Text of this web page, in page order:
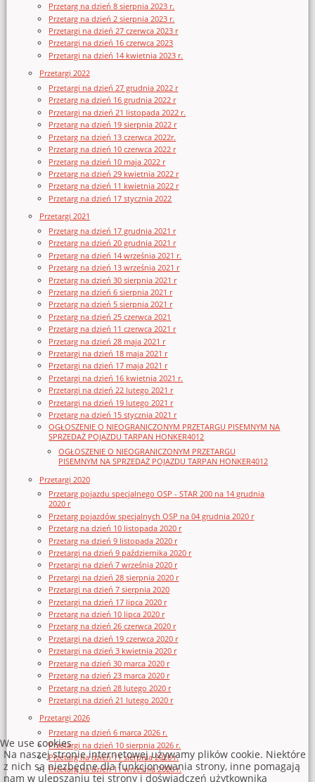
Przetarg na dzień 8 sierpnia 2023 r.
Przetarg na dzień 2 sierpnia 2023 r.
Przetargi na dzień 27 czerwca 2023 r
Przetargi na dzień 16 czerwca 2023
Przetargi na dzień 14 kwietnia 2023 r.
Przetargi 2022
Przetargi na dzień 27 grudnia 2022 r
Przetarg na dzień 16 grudnia 2022 r
Przetargi na dzień 21 listopada 2022 r.
Przetarg na dzień 19 sierpnia 2022 r
Przetarg na dzień 13 czerwca 2022r.
Przetarg na dzień 10 czerwca 2022 r
Przetarg na dzień 10 maja 2022 r
Przetarg na dzień 29 kwietnia 2022 r
Przetarg na dzień 11 kwietnia 2022 r
Przetarg na dzień 17 stycznia 2022
Przetargi 2021
Przetarg na dzień 17 grudnia 2021 r
Przetarg na dzień 20 grudnia 2021 r
Przetarg na dzień 14 września 2021 r.
Przetarg na dzień 13 września 2021 r
Przetarg na dzień 30 sierpnia 2021 r
Przetarg na dzień 6 sierpnia 2021 r
Przetarg na dzień 5 sierpnia 2021 r
Przetarg na dzień 25 czerwca 2021
Przetarg na dzień 11 czerwca 2021 r
Przetarg na dzień 28 maja 2021 r
Przetargi na dzień 18 maja 2021 r
Przetargi na dzień 17 maja 2021 r
Przetargi na dzień 16 kwietnia 2021 r.
Przetargi na dzień 22 lutego 2021 r
Przetargi na dzień 19 lutego 2021 r
Przetarg na dzień 15 stycznia 2021 r
OGŁOSZENIE O NIEOGRANICZONYM PRZETARGU PISEMNYM NA
SPRZEDAŻ POJAZDU TARPAN HONKER4012
OGŁOSZENIE O NIEOGRANICZONYM PRZETARGU
PISEMNYM NA SPRZEDAŻ POJAZDU TARPAN HONKER4012
Przetargi 2020
Przetarg pojazdu specjalnego OSP - STAR 200 na 14 grudnia
2020 r
Przetarg pojazdów specjalnych OSP na 04 grudnia 2020 r
Przetarg na dzień 10 listopada 2020 r
Przetarg na dzień 9 listopada 2020 r
Przetargi na dzień 9 października 2020 r
Przetargi na dzień 7 września 2020 r
Przetargi na dzień 28 sierpnia 2020 r
Przetargi na dzień 7 sierpnia 2020
Przetargi na dzień 17 lipca 2020 r
Przetarg na dzień 10 lipca 2020 r
Przetarg na dzień 26 czerwca 2020 r
Przetargi na dzień 19 czerwca 2020 r
Przetargi na dzień 3 kwietnia 2020 r
Przetarg na dzień 30 marca 2020 r
Przetarg na dzień 23 marca 2020 r
Przetarg na dzień 28 lutego 2020 r
Przetargi na dzień 21 lutego 2020 r
Przetargi 2026
Przetarg na dzień 6 marca 2026 r.
Przetargi na dzień 10 sierpnia 2026 r.
Przetarg na dzień 11 sierpnia 2026 r.
Przetarg na dzień 11 września 2026 r.
We use cookies
Na naszej stronie internetowej używamy plików cookie. Niektóre
z nich są niezbędne dla funkcjonowania strony, inne pomagają
nam w ulepszaniu tej strony i doświadczeń użytkownika